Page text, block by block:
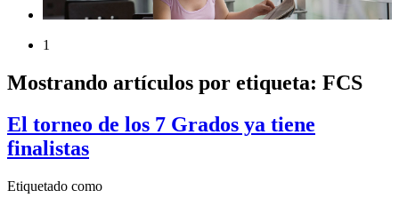
1
Mostrando artículos por etiqueta: FCS
El torneo de los 7 Grados ya tiene
finalistas
Etiquetado como